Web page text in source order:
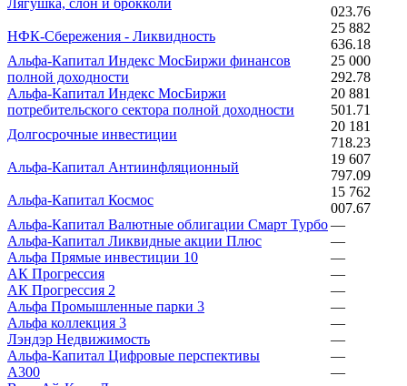
Лягушка, слон и брокколи
023.76
НФК-Сбережения - Ликвидность
25 882
636.18
Альфа-Капитал Индекс МосБиржи финансов
полной доходности
25 000
292.78
Альфа-Капитал Индекс МосБиржи
потребительского сектора полной доходности
20 881
501.71
Долгосрочные инвестиции
20 181
718.23
Альфа-Капитал Антиинфляционный
19 607
797.09
Альфа-Капитал Космос
15 762
007.67
Альфа-Капитал Валютные облигации Смарт Турбо—
Альфа-Капитал Ликвидные акции Плюс
—
Альфа Прямые инвестиции 10
—
АК Прогрессия
—
АК Прогрессия 2
—
Альфа Промышленные парки 3
—
Альфа коллекция 3
—
Лэндэр Недвижимость
—
Альфа-Капитал Цифровые перспективы
—
А300
—